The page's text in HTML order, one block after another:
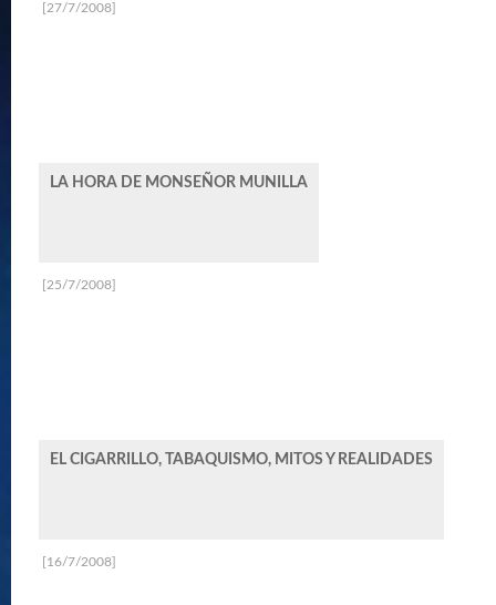
LA HORA DE MONSEÑOR MUNILLA
[27/7/2008]
EL CIGARRILLO, TABAQUISMO, MITOS Y REALIDADES
[25/7/2008]
[16/7/2008]